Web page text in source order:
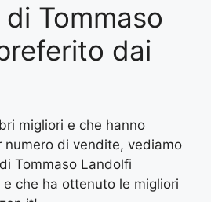
Tommaso
dai
migliori e che hanno
numero di vendite, vediamo
Tommaso Landolfi
che ha ottenuto le migliori